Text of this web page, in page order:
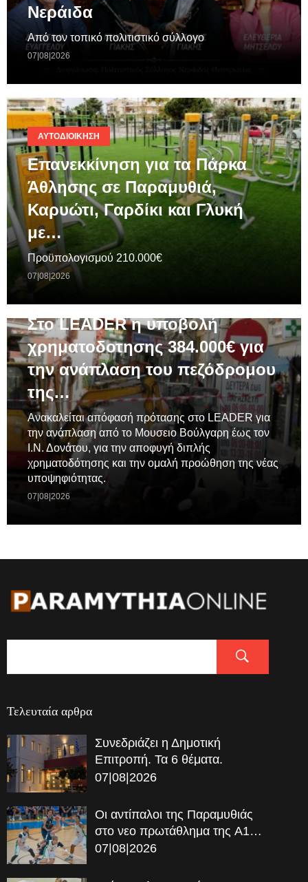
Νεράιδα
Από τον τοπικό πολιτιστικό σύλλογο
07|08|2026
ΑΥΤΟΔΙΟΊΚΗΣΗ
Επανεκκίνηση για τα Πάρκα
Άθλησης σε Παραμυθιά,
Καρυώτι, Γαρδίκι και Γλυκή
με…
Προϋπολογισμού 210.000€
07|08|2026
Στο LEADER η υποβολή
χρηματοδοτησης 384.000€ για
την ανάπλαση του πεζόδρομου
της…
Ανακαλείται απόφασή πρότασης στο LEADER για
την ανάπλαση από το Μουσειο Βούλγαρη έως τον
Ι.Ν. Δονάτου, για την αποφυγή διπλής
χρηματοδότησης και την ομαλή προώθηση της νέας
υποψηφιότητας.
07|08|2026
Τελευταία αρθρα
Συνεδριάζει η Δημοτική
Επιτροπή. Τα 6 θέματα.
07|08|2026
Οι αντίπαλοι της Παραμυθιάς
στο νεο πρωτάθλημα της A1…
07|08|2026